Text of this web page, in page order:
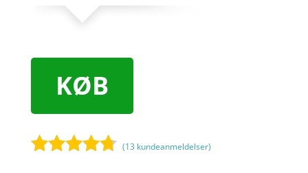
KØB
(13 kundeanmeldelser)